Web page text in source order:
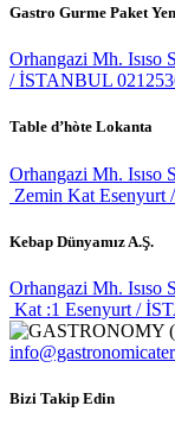
Gastro Gurme Paket
Orhangazi Mh. Isıso
/ İSTANBUL
Table d’hòte Lokanta
Orhangazi Mh. Isıso
Zemin Kat
Kebap Dünyamız A.Ş.
Orhangazi Mh. Isıso
Kat :1 Esenyurt /
Bizi Takip Edin